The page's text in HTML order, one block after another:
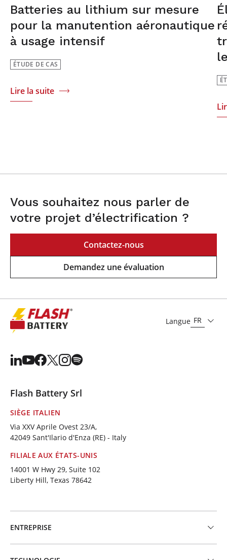
Batteries au lithium sur mesure
pour la manutention aéronautique
à usage intensif
ÉTUDE DE CAS
Lire la suite
Vous souhaitez nous parler de
votre projet d’électrification ?
Contactez-nous
Demandez une évaluation
Langue FR
Flash Battery Srl
SIÈGE ITALIEN
Via XXV Aprile Ovest 23/A,
42049 Sant'Ilario d'Enza (RE) - Italy
FILIALE AUX ÉTATS-UNIS
14001 W Hwy 29, Suite 102
Liberty Hill, Texas 78642
ENTREPRISE